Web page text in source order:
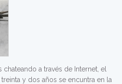
chateando a través de Internet, el
y dos años se encuntra en la